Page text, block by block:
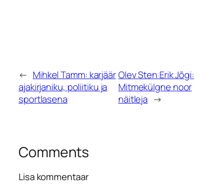
← Mihkel Tamm: karjäär
ajakirjaniku, poliitiku ja
sportlasena
Olev Sten Erik Jõgi:
Mitmekülgne noor
näitleja →
Comments
Lisa kommentaar